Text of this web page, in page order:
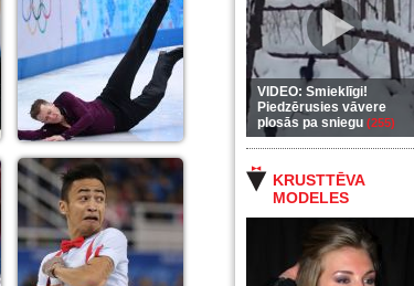
VIDEO: Smieklīgi!
Piedzērusies vāvere
plosās pa sniegu (255)
KRUSTTĒVA
MODELES